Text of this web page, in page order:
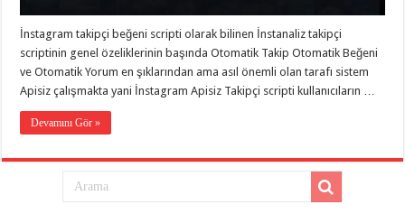
gaziantep
evden
taşımacılık,
gaziantep
taşımacılık,
gaziantep
evden
taşımacılık,
İnstagram takipçi beğeni scripti olarak bilinen İnstanaliz takipçi
scriptinin genel özeliklerinin başında Otomatik Takip Otomatik Beğeni
ve Otomatik Yorum en şıklarından ama asıl önemli olan tarafı sistem
Apisiz çalışmakta yani İnstagram Apisiz Takipçi scripti kullanıcıların …
Devamını Gör »